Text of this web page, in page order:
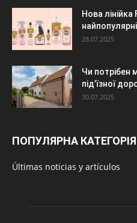
Нова
28.07.2025
Чи потрібен
під’їзної
30.07.2025
ПОПУЛЯРНА КАТЕГОРІЯ
Últimas noticias y artículos